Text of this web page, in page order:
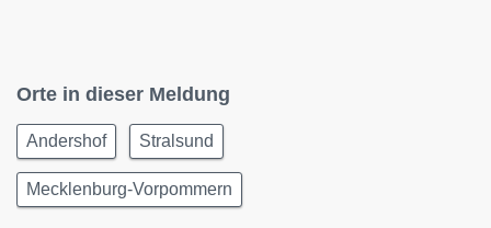
Orte in dieser Meldung
Andershof Stralsund
Mecklenburg-Vorpommern